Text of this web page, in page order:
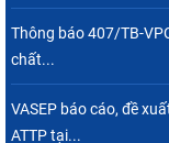
Thông báo 407/TB-
chất...
VASEP báo cáo, đề
ATTP tại...